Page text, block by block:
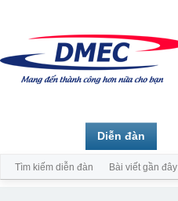
Diễn đàn
Tìm kiếm diễn đàn Bài viết gần đây